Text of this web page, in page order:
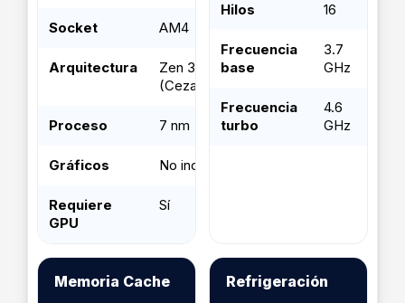
Socket AM4
Arquitectura
Zen 3
(Cezanne)
Proceso 7 nm
Gráficos No incluye
Requiere
GPU
Sí
Hilos 16
Frecuencia
base
3.7
GHz
Frecuencia
turbo
4.6
GHz
Memoria Cache Refrigeración